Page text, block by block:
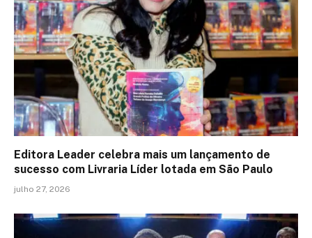
Editora Leader celebra mais um lançamento de
sucesso com Livraria Líder lotada em São Paulo
julho 27, 2026